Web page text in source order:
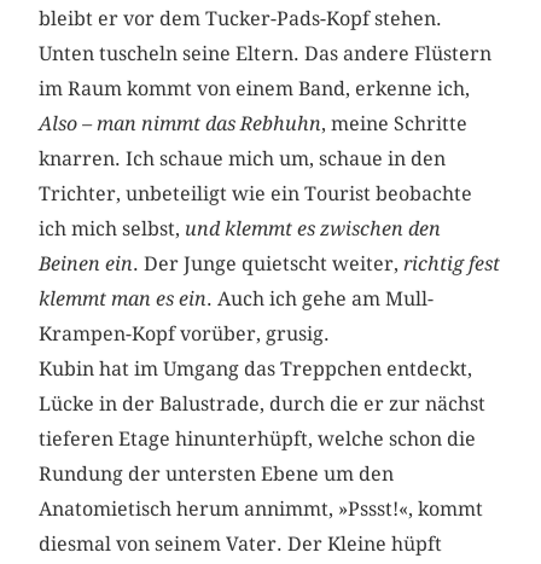
bleibt er vor dem Tucker-Pads-Kopf stehen.
Unten tuscheln seine Eltern. Das andere Flüstern
im Raum kommt von einem Band, erkenne ich,
Also – man nimmt das Rebhuhn, meine Schritte
knarren. Ich schaue mich um, schaue in den
Trichter, unbeteiligt wie ein Tourist beobachte
ich mich selbst, und klemmt es zwischen den
Beinen ein. Der Junge quietscht weiter,richtig fest
klemmt man es ein. Auch ich gehe am Mull-
Krampen-Kopf vorüber, grusig.
Kubin hat im Umgang das Treppchen entdeckt,
Lücke in der Balustrade, durch die er zur nächst
tieferen Etage hinunterhüpft, welche schon die
Rundung der untersten Ebene um den
Anatomietisch herum annimmt, »Pssst!«, kommt
diesmal von seinem Vater. Der Kleine hüpft